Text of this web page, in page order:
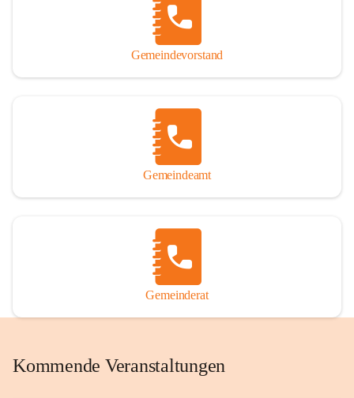
Gemeindevorstand
Gemeindeamt
Gemeinderat
Kommende Veranstaltungen